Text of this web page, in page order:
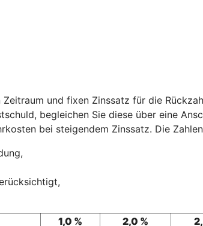
und fixen Zinssatz für die
begleichen Sie diese über eine
bei steigendem Zinssatz. Die
1,0 % 2,0 %